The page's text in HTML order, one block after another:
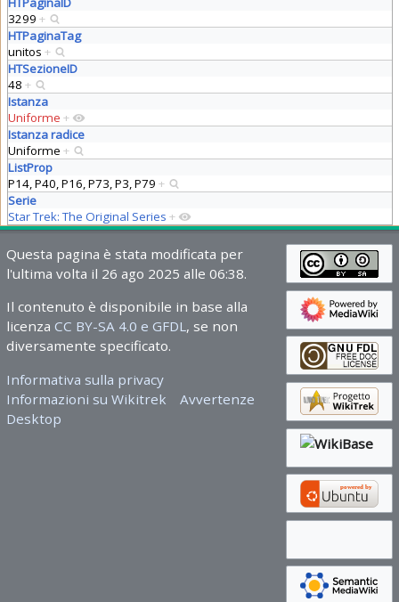
3299 +
HTPaginaTag
unitos +
HTSezioneID
48 +
Istanza
Uniforme +
Istanza radice
Uniforme +
ListProp
P14, P40, P16, P73, P3, P79 +
Serie
Star Trek: The Original Series +
Questa pagina è stata modificata per
l'ultima volta il 26 ago 2025 alle 06:38.
Il contenuto è disponibile in base alla
licenza CC BY-SA 4.0 e GFDL, se non
diversamente specificato.
Informativa sulla privacy
Informazioni su Wikitrek
Avvertenze
Desktop